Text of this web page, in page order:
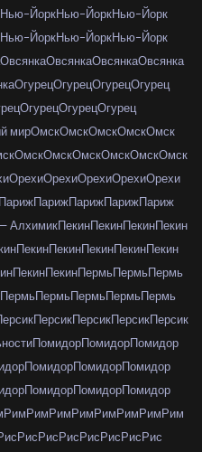
Нью-ЙоркНью-ЙоркНью-Йорк
Нью-ЙоркНью-ЙоркНью-Йорк
ОвсянкаОвсянкаОвсянкаОвсянка
ОгурецОгурецОгурецОгурец
ОгурецОгурецОгурец
мирОмскОмскОмскОмскОмск
ОмскОмскОмскОмскОмскОмск
ОрехиОрехиОрехиОрехиОрехи
ПарижПарижПарижПарижПариж
АлхимикПекинПекинПекинПекин
ПекинПекинПекинПекинПекин
ПекинПекинПермьПермьПермь
ПермьПермьПермьПермьПермь
ПерсикПерсикПерсикПерсик
ПомидорПомидорПомидор
ПомидорПомидорПомидор
ПомидорПомидорПомидор
РимРимРимРимРимРимРимРим
РисРисРисРисРисРисРис